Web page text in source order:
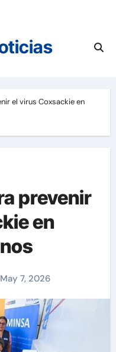
el virus Coxsackie en
prevenir
en
May 7, 2026